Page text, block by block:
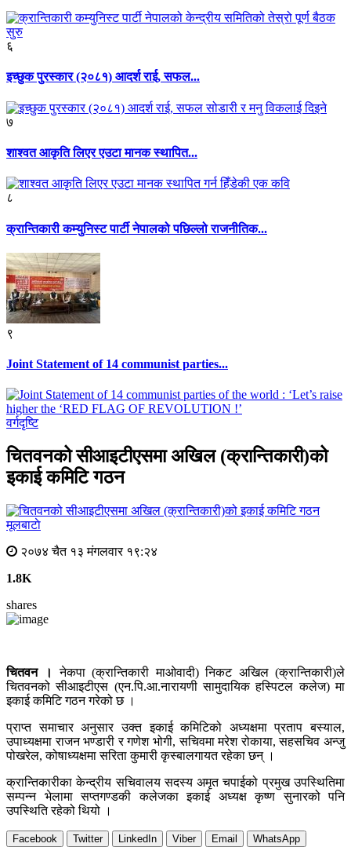
६
इच्छुक पुरस्कार (२०८१) आदर्श राई, सफल...
७
शाश्वत आकृति लिएर एउटा मानक स्थापित...
८
क्रान्तिकारी कम्युनिस्ट पार्टी नेपालको पछिल्लो राजनीतिक...
९
Joint Statement of 14 communist parties...
वर्गदृष्टि
चितवनको सीआइटीएसमा अखिल (क्रान्तिकारी)को
इकाई कमिटि गठन
मूलबाटाे
२०७४ चैत १३ मंगलवार १९:२४
1.8K
shares
चितवन ।
नेकपा (क्रान्तिकारी माओवादी) निकट अखिल (क्रान्तिकारी)ले
चितवनको सीआइटीएस (एन.पि.आ.नारायणी सामुदायिक हस्पिटल कलेज) मा
इकाई कमिटि गठन गरेको छ ।
प्राप्त समाचार अनुसार उक्त इकाई कमिटिको अध्यक्षमा प्रताप बस्याल,
उपाध्यक्षमा राजन भण्डारी र गणेश भोगी, सचिवमा मरेश रोकाया, सहसचिव अन्जु
पोखरेल, कोषाध्यक्षमा सरिता कुमारी कृस्बालगायत रहेका छन् ।
क्रान्तिकारीका केन्द्रीय सचिवालय सदस्य अमृत चपाईको प्रमुख उपस्थितिमा
सम्पन्न भेलामा सप्तगण्डकी कलेजका इकाई अध्यक्ष कृष्ण सुनारको पनि
उपस्थिति रहेको थियो ।
Facebook Twitter LinkedIn Viber Email WhatsApp